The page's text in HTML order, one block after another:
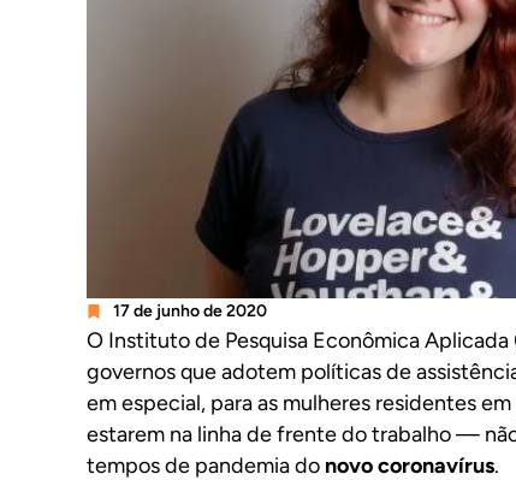
17 de junho de 2020
O Instituto de Pesquisa Econômica
governos que adotem políticas de
em especial, para as mulheres residentes
estarem na linha de frente do trabalho —
tempos de pandemia do novo coronavírus.